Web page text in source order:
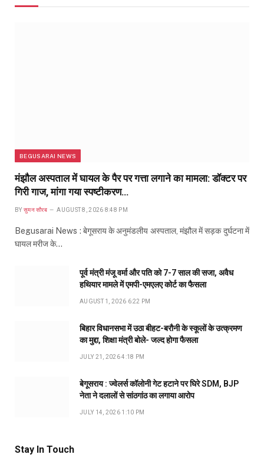
BEGUSARAI NEWS
मंझौल अस्पताल में घायल के पैर पर गत्ता लगाने का मामला: डॉक्टर पर
गिरी गाज, मांगा गया स्पष्टीकरण…
BY सुमन सौरब AUGUST 8, 2026 8:48 PM
Begusarai News : बेगूसराय के अनुमंडलीय अस्पताल, मंझौल में सड़क दुर्घटना में
घायल मरीज के…
पूर्व मंत्री मंजू वर्मा और पति को 7-7 साल की सजा, अवैध
हथियार मामले में एमपी-एमएलए कोर्ट का फैसला
AUGUST 1, 2026 6:22 PM
बिहार विधानसभा में उठा बीहट-बरौनी के स्कूलों के उत्क्रमण
का मुद्दा, शिक्षा मंत्री बोले- जल्द होगा फैसला
JULY 21, 2026 4:18 PM
बेगूसराय : ज्वेलर्स कॉलोनी गेट हटाने पर घिरे SDM, BJP
नेता ने दलालों से सांठगांठ का लगाया आरोप
JULY 14, 2026 1:10 PM
Stay In Touch